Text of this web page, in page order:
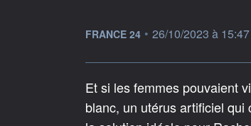
information fournie par
FRANCE 24 • 26/10/2023 à 15:47
Et si les femmes pouvaient
blanc, un utérus artificiel